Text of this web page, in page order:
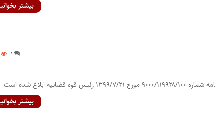
بیشتر
۱
قضاییه ابلاغ شده است
بیشتر